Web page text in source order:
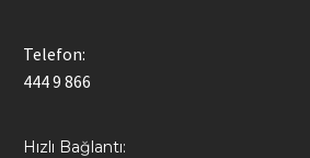
Telefon:
444 9 866
Hızlı Bağlantı: